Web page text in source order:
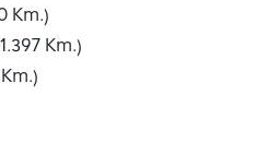
Km.)
Km.)